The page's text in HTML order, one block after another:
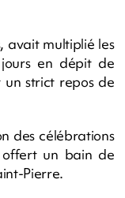
avait multiplié les
en dépit de
un strict repos de
des célébrations
offert un bain de
Pierre.